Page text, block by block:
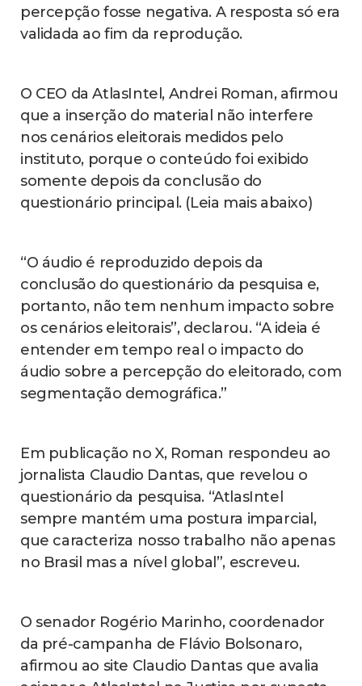
percepção fosse negativa. A resposta só era
validada ao fim da reprodução.
O CEO da AtlasIntel, Andrei Roman, afirmou
que a inserção do material não interfere
nos cenários eleitorais medidos pelo
instituto, porque o conteúdo foi exibido
somente depois da conclusão do
questionário principal. (Leia mais abaixo)
“O áudio é reproduzido depois da
conclusão do questionário da pesquisa e,
portanto, não tem nenhum impacto sobre
os cenários eleitorais”, declarou. “A ideia é
entender em tempo real o impacto do
áudio sobre a percepção do eleitorado, com
segmentação demográfica.”
Em publicação no X, Roman respondeu ao
jornalista Claudio Dantas, que revelou o
questionário da pesquisa. “AtlasIntel
sempre mantém uma postura imparcial,
que caracteriza nosso trabalho não apenas
no Brasil mas a nível global”, escreveu.
O senador Rogério Marinho, coordenador
da pré-campanha de Flávio Bolsonaro,
afirmou ao site Claudio Dantas que avalia